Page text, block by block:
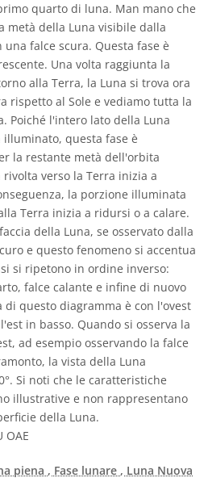
quarto di luna. Man mano che
metà della Luna visibile dalla
falce scura. Questa fase è
Una volta raggiunta la
alla Terra, la Luna si trova ora
rispetto al Sole e vediamo tutta la
Poiché l'intero lato della Luna
questa fase è
la restante metà dell'orbita
verso la Terra inizia a
la porzione illuminata
Terra inizia a ridursi o a calare.
della Luna, se osservato dalla
e questo fenomeno si accentua
si ripetono in ordine inverso:
falce calante e infine di nuovo
di questo diagramma è con l'ovest
in basso. Quando si osserva la
ad esempio osservando la falce
la vista della Luna
Si noti che le caratteristiche
illustrative e non rappresentano
della Luna.
OAE
piena , Fase lunare , Luna Nuova